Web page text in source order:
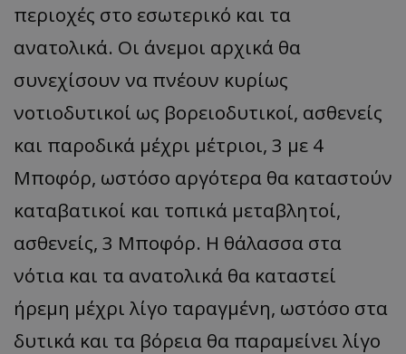
περιοχές στο εσωτερικό και τα
ανατολικά. Οι άνεμοι αρχικά θα
συνεχίσουν να πνέουν κυρίως
νοτιοδυτικοί ως βορειοδυτικοί, ασθενείς
και παροδικά μέχρι μέτριοι, 3 με 4
Μποφόρ, ωστόσο αργότερα θα καταστούν
καταβατικοί και τοπικά μεταβλητοί,
ασθενείς, 3 Μποφόρ. Η θάλασσα στα
νότια και τα ανατολικά θα καταστεί
ήρεμη μέχρι λίγο ταραγμένη, ωστόσο στα
δυτικά και τα βόρεια θα παραμείνει λίγο